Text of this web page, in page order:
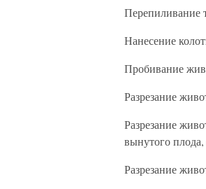
Перепиливание
Нанесение
Пробивание
Разрезание
Разрезание
вынутого
Разрезание